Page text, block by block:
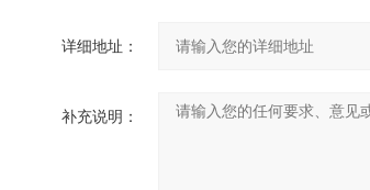
详细地址：
补充说明：